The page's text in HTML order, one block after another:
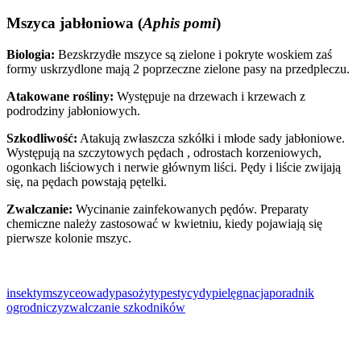
Mszyca jabłoniowa (Aphis pomi)
Biologia: Bezskrzydłe mszyce są zielone i pokryte woskiem zaś
formy uskrzydlone mają 2 poprzeczne zielone pasy na przedpleczu.
Atakowane rośliny: Występuje na drzewach i krzewach z
podrodziny jabłoniowych.
Szkodliwość: Atakują zwłaszcza szkółki i młode sady jabłoniowe.
Występują na szczytowych pędach , odrostach korzeniowych,
ogonkach liściowych i nerwie głównym liści. Pędy i liście zwijają
się, na pędach powstają pętelki.
Zwalczanie: Wycinanie zainfekowanych pędów. Preparaty
chemiczne należy zastosować w kwietniu, kiedy pojawiają się
pierwsze kolonie mszyc.
insektymszyceowadypasożytypestycydypielęgnacjaporadnik
ogrodniczyzwalczanie szkodników